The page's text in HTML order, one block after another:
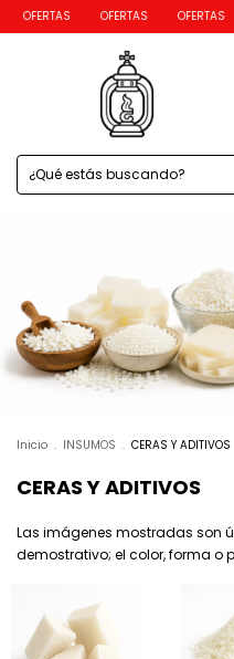
OFERTAS OFERTAS
Inicio . INSUMOS . CERAS Y ADITIVOS
CERAS Y ADITIVOS
Las imágenes mostradas son
demostrativo; el color, forma o